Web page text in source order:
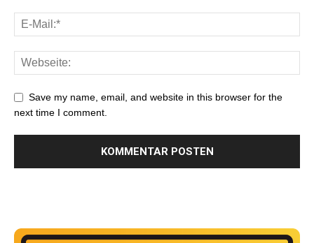
Save my name, email, and website in this browser for the
next time I comment.